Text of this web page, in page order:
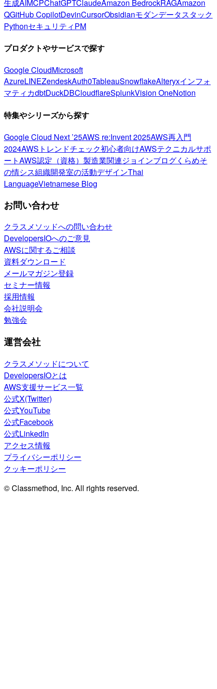
生成AI MCPChatGPTClaudeAmazon BedrockRAGAmazon
QGitHub CopilotDevinCursorObsidianモダンデータスタック
PythonセキュリティPM
プロダクトやサービスで探す
Google CloudMicrosoft
AzureLINEZendeskAuth0TableauSnowflakeAlteryxインフォ
マティカdbtDuckDBCloudflareSplunkVision OneNotion
特集やシリーズから探す
Google Cloud Next ’25AWS re:Invent 2025AWS再入門
2024AWSトレンドチェック初心者向けAWSテクニカルサポ
ートAWS認定（資格） 製造業関連ジョインブログくらめそ
の情シス組織開発室の活動デザインThai
LanguageVietnamese Blog
お問い合わせ
クラスメソッドへの問い合わせ
DevelopersIOへのご意見
AWSに関するご相談
資料ダウンロード
メールマガジン登録
セミナー情報
採用情報
会社説明会
勉強会
運営会社
クラスメソッドについて
DevelopersIOとは
AWS支援サービス一覧
公式X(Twitter)
公式YouTube
公式Facebook
公式LinkedIn
アクセス情報
プライバシーポリシー
クッキーポリシー
© Classmethod, Inc. All rights reserved.